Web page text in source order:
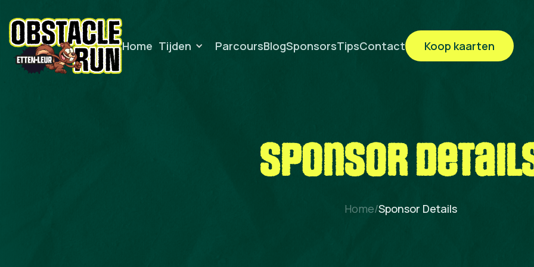
Home Tijden ParcoursBlogSponsorsTipsContact Koop kaarten
sponsor
Home/Sponsor Details